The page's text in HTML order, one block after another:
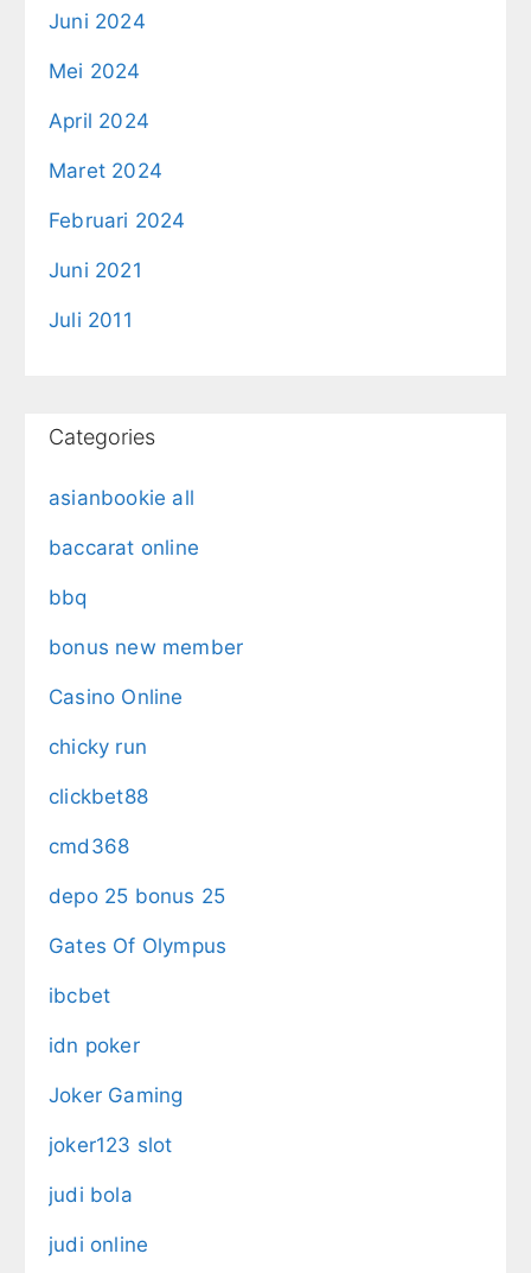
Juni 2024
Mei 2024
April 2024
Maret 2024
Februari 2024
Juni 2021
Juli 2011
Categories
asianbookie all
baccarat online
bbq
bonus new member
Casino Online
chicky run
clickbet88
cmd368
depo 25 bonus 25
Gates Of Olympus
ibcbet
idn poker
Joker Gaming
joker123 slot
judi bola
judi online